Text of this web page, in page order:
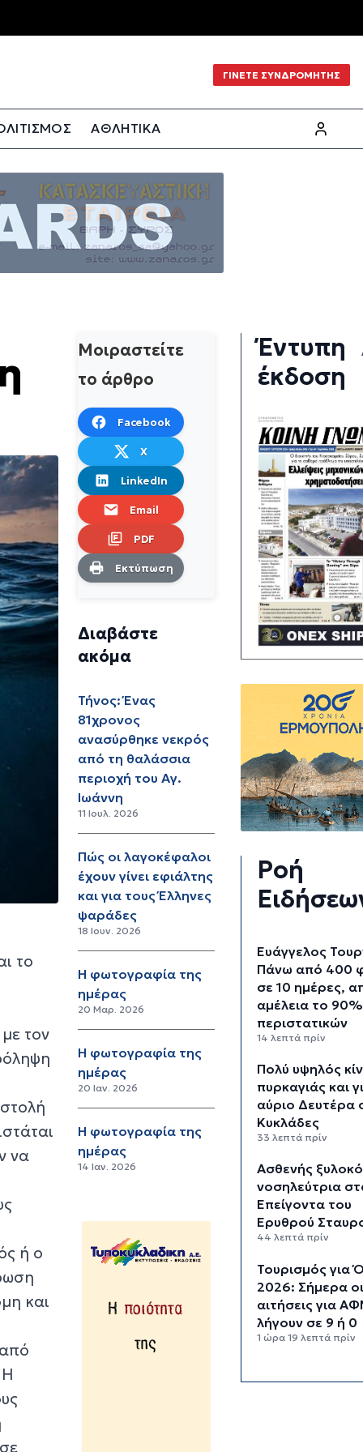
ΓΙΝΕΤΕ ΣΥΝΔΡΟΜΗΤΗΣ
ΑΘΛΗΤΙΚΑ
το
τον
να
ή ο
και
Μοιραστείτε
το άρθρο
Facebook
X
LinkedIn
Email
PDF
Εκτύπωση
Διαβάστε
ακόμα
Τήνος: Ένας
81χρονος
ανασύρθηκε νεκρός
από τη θαλάσσια
περιοχή του Αγ.
Ιωάννη
11 Ιουλ. 2026
Πώς οι λαγοκέφαλοι
έχουν γίνει εφιάλτης
και για τους Έλληνες
ψαράδες
18 Ιουν. 2026
Η φωτογραφία της
ημέρας
20 Μαρ. 2026
Η φωτογραφία της
ημέρας
20 Ιαν. 2026
Η φωτογραφία της
ημέρας
14 Ιαν. 2026
Έντυπη
έκδοση
Ροή
Ευάγγελος
Πάνω από 400
σε 10 ημέρες,
αμέλεια το
περιστατικών
14 λεπτά πρίν
Πολύ υψηλός
πυρκαγιάς και
αύριο Δευτέρα
Κυκλάδες
33 λεπτά πρίν
Ασθενής
νοσηλεύτρια
Επείγοντα του
Ερυθρού
44 λεπτά πρίν
Τουρισμός για
2026: Σήμερα
αιτήσεις για
λήγουν σε 9 ή 0
1 ώρα 19 λεπτά πρίν
“πάρκαρε” στο